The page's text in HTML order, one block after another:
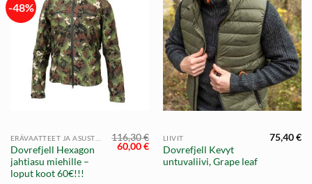
-48%
Dovrefjell Hexagon
jahtiasu miehille –
loput koot 60€!!!
116,30€
Alkuperäinen
hinta
60,00€Nykyinen
hinta
LIIVIT
Dovrefjell Kevyt
untuvaliivi, Grape leaf
75,40€